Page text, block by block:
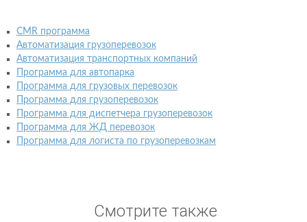
CMR программа
Автоматизация грузоперевозок
Автоматизация транспортных компаний
Программа для автопарка
Программа для грузовых перевозок
Программа для грузоперевозок
Программа для диспетчера грузоперевозок
Программа для ЖД перевозок
Программа для логиста по грузоперевозкам
Смотрите также